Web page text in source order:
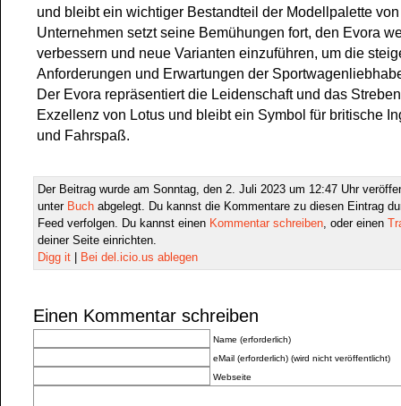
und bleibt ein wichtiger Bestandteil der Modellpalette
Unternehmen setzt seine Bemühungen fort, den Evora
verbessern und neue Varianten einzuführen, um die
Anforderungen und Erwartungen der
Der Evora repräsentiert die Leidenschaft und das
Exzellenz von Lotus und bleibt ein Symbol für britische
und Fahrspaß.
Der Beitrag wurde am Sonntag, den 2. Juli 2023 um 12:47 Uhr
unter Buch abgelegt. Du kannst die Kommentare zu diesen Eintrag
Feed verfolgen. Du kannst einen Kommentar schreiben, oder einen
deiner Seite einrichten.
Digg it
Bei del.icio.us ablegen
Einen Kommentar schreiben
Name (erforderlich)
eMail (erforderlich) (wird nicht veröffentlicht)
Webseite